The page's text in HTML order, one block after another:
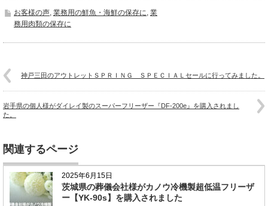
お客様の声 業務用の鮮魚・海鮮の保存に 業
務用肉類の保存に
神戸三田のアウトレットＳＰＲＩＮＧ ＳＰＥＣＩＡＬセールに行ってみました。
岩手県の個人様がダイレイ製のスーパーフリーザー『DF-200e』を購入されまし
た。
関連するページ
2025年6月15日
茨城県の葬儀会社様がカノウ冷機製超低温フリーザ
ー【YK-90s】を購入されました